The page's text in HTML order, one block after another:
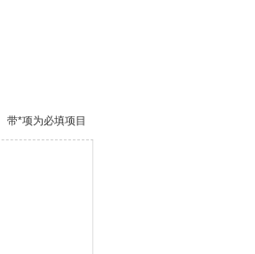
带*项为必填项目